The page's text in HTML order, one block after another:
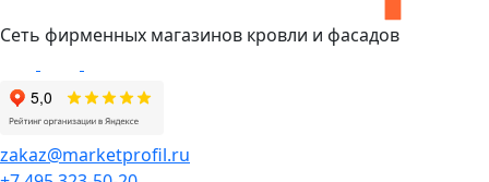
Сеть фирменных магазинов кровли и фасадов
zakaz@marketprofil.ru